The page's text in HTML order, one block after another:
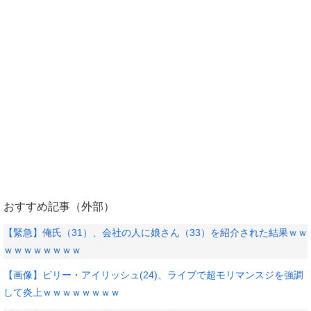
おすすめ記事（外部）
【緊急】俺氏（31）、会社の人に娘さん（33）を紹介された結果ｗｗ
ｗｗｗｗｗｗｗｗ
【画像】ビリー・アイリッシュ(24)、ライブで超モリマンスジを強調
して炎上ｗｗｗｗｗｗｗｗ